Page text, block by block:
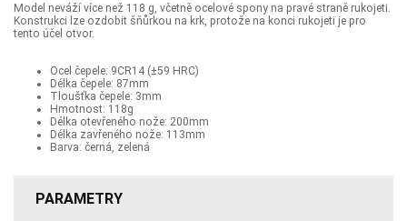
Model neváží více než 118 g, včetně ocelové spony na pravé straně rukojeti.
Konstrukci lze ozdobit šňůrkou na krk, protože na konci rukojeti je pro
tento účel otvor.
Ocel čepele: 9CR14 (±59 HRC)
Délka čepele: 87mm
Tloušťka čepele: 3mm
Hmotnost: 118g
Délka otevřeného nože: 200mm
Délka zavřeného nože: 113mm
Barva: černá, zelená
PARAMETRY